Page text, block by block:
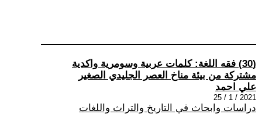
(30) فقه اللغة: كلمات عربية وسومرية واكدية
مشتركة من بيئة مناخ العصر الجليدي الصغير
علي احمد
2021 / 1 / 25
دراسات وابحاث في التاريخ والتراث واللغات